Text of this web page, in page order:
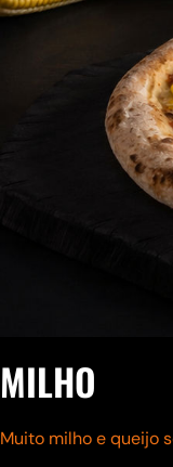
MILHO
Muito milho e queijo